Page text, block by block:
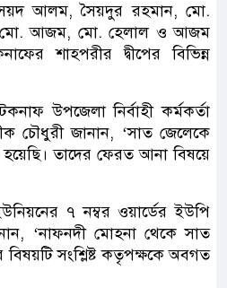
আলম, সৈয়দুর রহমান, মো.
আজম, মো. হেলাল ও আজম
শাহপরীর দ্বীপের বিভিন্ন
উপজেলা নির্বাহী কর্মকর্তা
জানান, ‘সাত জেলেকে
তাদের ফেরত আনা বিষয়ে
৭ নম্বর ওয়ার্ডের ইউপি
‘নাফনদী মোহনা থেকে সাত
বিষয়টি সংশ্লিষ্ট কতৃপক্ষকে অবগত